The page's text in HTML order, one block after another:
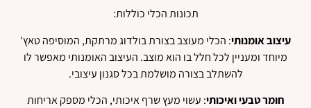
תכונות הכלי כוללות:
עיצוב אומנותי: הכלי מעוצב בצורת בולדוג מרתקת, המוסיפה טאץ'
מיוחד ומעניין לכל חלל בו הוא מוצב. העיצוב האומנותי מאפשר לו
להשתלב בצורה מושלמת בכל סגנון עיצובי.
חומר טבעי ואיכותי: עשוי מעץ שרף איכותי, הכלי מספק אריחות